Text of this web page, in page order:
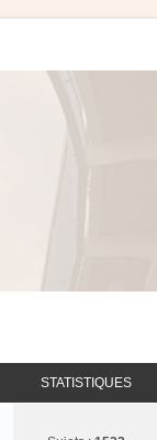
STATISTIQUES